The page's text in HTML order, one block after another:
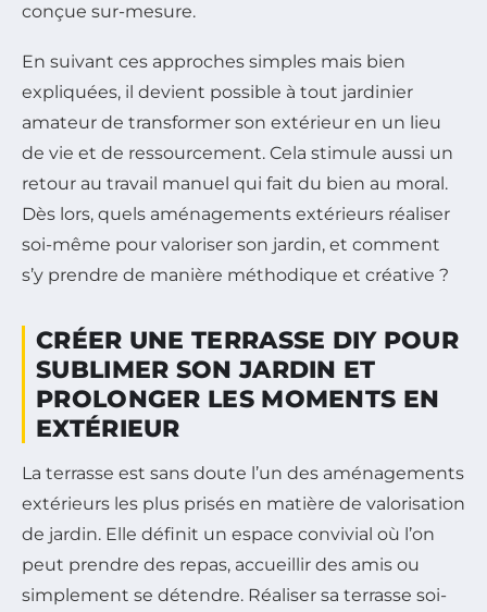
conçue sur-mesure.
En suivant ces approches simples mais bien
expliquées, il devient possible à tout jardinier
amateur de transformer son extérieur en un lieu
de vie et de ressourcement. Cela stimule aussi un
retour au travail manuel qui fait du bien au moral.
Dès lors, quels aménagements extérieurs réaliser
soi-même pour valoriser son jardin, et comment
s’y prendre de manière méthodique et créative ?
CRÉER UNE TERRASSE DIY POUR
SUBLIMER SON JARDIN ET
PROLONGER LES MOMENTS EN
EXTÉRIEUR
La terrasse est sans doute l’un des aménagements
extérieurs les plus prisés en matière de valorisation
de jardin. Elle définit un espace convivial où l’on
peut prendre des repas, accueillir des amis ou
simplement se détendre. Réaliser sa terrasse soi-